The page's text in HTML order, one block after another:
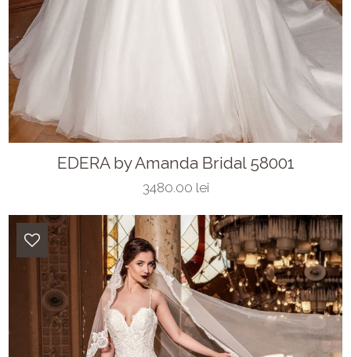
EDERA by Amanda Bridal 58001
3480.00 lei